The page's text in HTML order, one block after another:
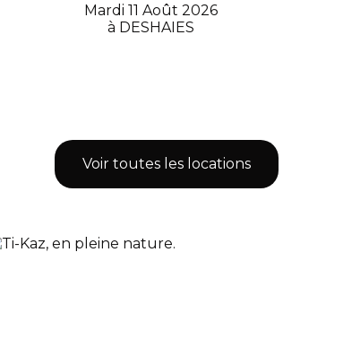
Mardi 11 Août 2026
à DESHAIES
Voir toutes les locations